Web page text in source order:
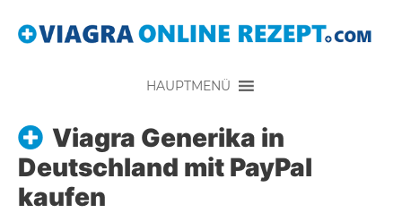
HAUPTMENÜ
Viagra Generika in
Deutschland mit PayPal
kaufen